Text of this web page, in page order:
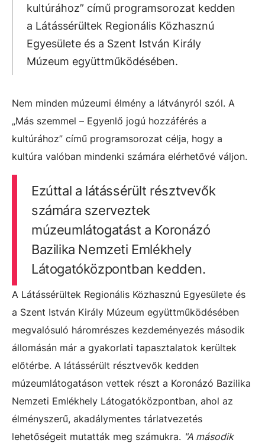
kultúrához” című programsorozat kedden
a Látássérültek Regionális Közhasznú
Egyesülete és a Szent István Király
Múzeum együttműködésében.
Nem minden múzeumi élmény a látványról szól. A
„Más szemmel – Egyenlő jogú hozzáférés a
kultúrához” című programsorozat célja, hogy a
kultúra valóban mindenki számára elérhetővé váljon.
Ezúttal a látássérült résztvevők
számára szerveztek
múzeumlátogatást a Koronázó
Bazilika Nemzeti Emlékhely
Látogatóközpontban kedden.
A Látássérültek Regionális Közhasznú Egyesülete és
a Szent István Király Múzeum együttműködésében
megvalósuló háromrészes kezdeményezés második
állomásán már a gyakorlati tapasztalatok kerültek
előtérbe. A látássérült résztvevők kedden
múzeumlátogatáson vettek részt a Koronázó Bazilika
Nemzeti Emlékhely Látogatóközpontban, ahol az
élményszerű, akadálymentes tárlatvezetés
lehetőségeit mutatták meg számukra. "A második